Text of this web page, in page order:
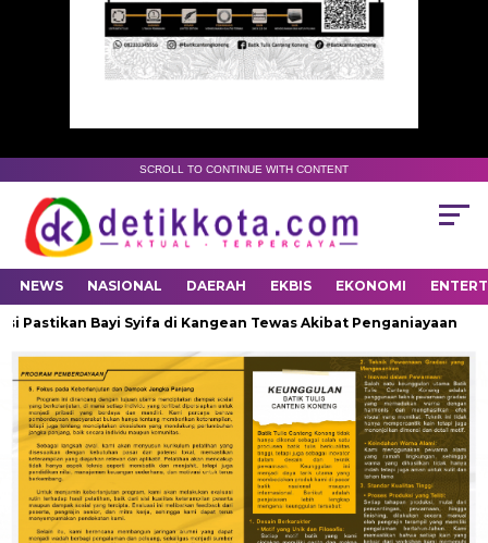
SCROLL TO CONTINUE WITH CONTENT
NEWS NASIONAL DAERAH EKBIS EKONOMI
Pastikan Bayi Syifa di Kangean Tewas Akibat Penganiayaan